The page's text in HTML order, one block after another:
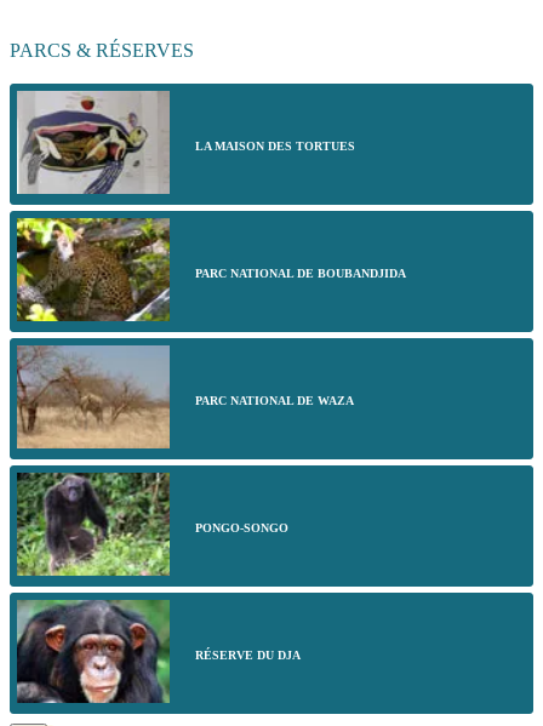
PARCS & RÉSERVES
LA MAISON DES TORTUES
PARC NATIONAL DE BOUBANDJIDA
PARC NATIONAL DE WAZA
PONGO-SONGO
RÉSERVE DU DJA